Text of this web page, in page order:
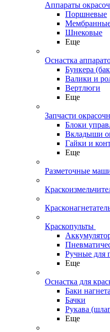
Аппараты
Поршневые
Шнековые
Еще
Оснастка
Бункера
Валики и
Вертлюги
Еще
Запчасти
Блоки
Вкладыши
Гайки и
Еще
Разметочные
Краскопульты
Ручные для
Еще
Оснастка для
Баки
Бачки
Рукава
Еще